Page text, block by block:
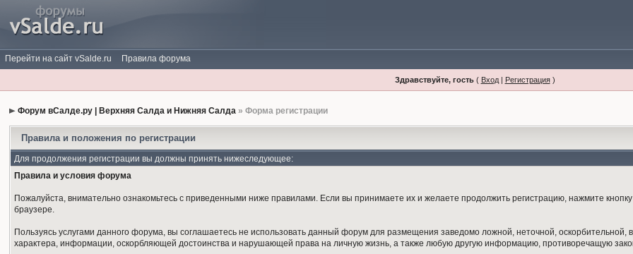
Перейти на сайт vSalde.ru Правила форума
Здравствуйте, гость( Вход| Регистрация)
Форум вСалде.ру | Верхняя Салда и Нижняя Салда » Форма регистрации
Правила и положения по регистрации
Для продолжения регистрации вы должны принять нижеследующее:
Правила и условия форума
Пожалуйста, внимательно ознакомьтесь с приведенными ниже правилами. Если вы принимаете их и желаете продолжить регистрацию, нажмите
браузере.
Пользуясь услугами данного форума, вы соглашаетесь не использовать данный форум для размещения заведомо ложной, неточной,
характера, информации, оскорбляющей достоинства и нарушающей права на личную жизнь, а также любую другую информацию, противоречащую